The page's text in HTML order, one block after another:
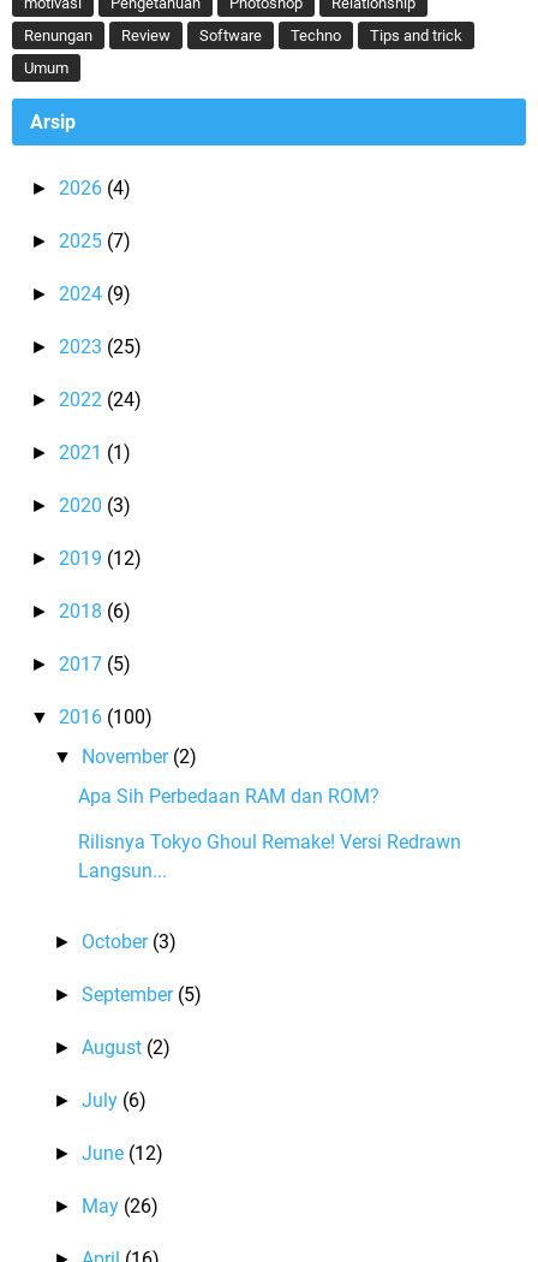
Renungan
Review Software Techno
Tips and trick
Umum
Arsip
► 2026 (4)
► 2025 (7)
► 2024 (9)
► 2023 (25)
► 2022 (24)
► 2021 (1)
► 2020 (3)
► 2019 (12)
► 2018 (6)
► 2017 (5)
▼ 2016 (100)
▼ November (2)
Apa Sih Perbedaan RAM dan ROM?
Rilisnya Tokyo Ghoul Remake! Versi Redrawn
Langsun...
► October (3)
►September (5)
►August (2)
►July (6)
►June (12)
► May (26)